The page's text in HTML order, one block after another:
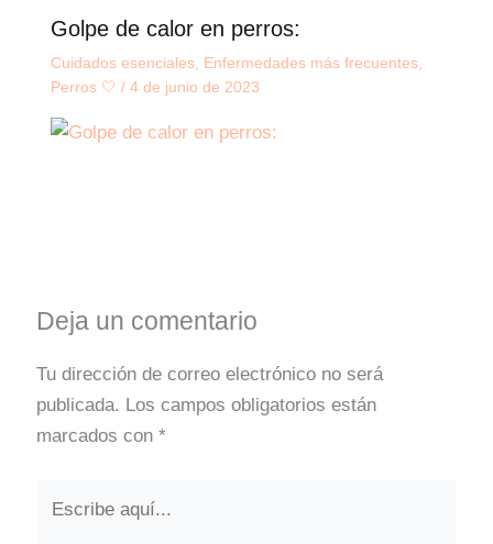
Golpe de calor en perros:
Cuidados esenciales, Enfermedades más frecuentes,
Perros 🤍 / 4 de junio de 2023
Deja un comentario
Tu dirección de correo electrónico no será
publicada. Los campos obligatorios están
marcados con*